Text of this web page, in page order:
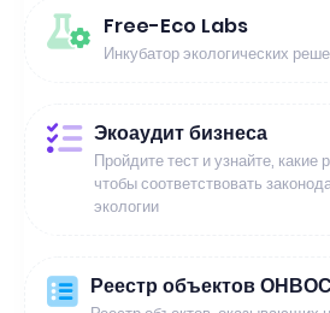
Free-Eco Labs
Инкубатор экологических
Экоаудит бизнеса
Пройдите тест и узнайте,
чтобы соответствовать
экологии
Реестр объектов ОНВОС